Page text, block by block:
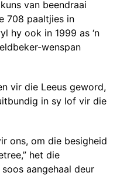
van beendraai
708 paaltjies in
hy ook in 1999 as ‘n
wenspan
vir die Leeus geword,
in sy lof vir die
ons, om die besigheid
het die
aangehaal deur